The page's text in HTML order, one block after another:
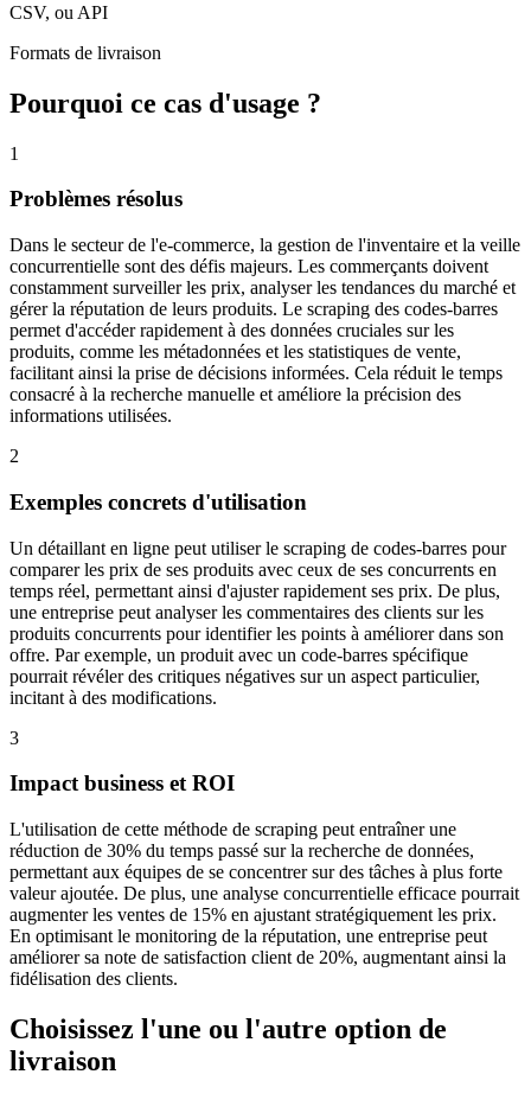
CSV, ou API
Formats de livraison
Pourquoi ce cas d'usage ?
1
Problèmes résolus
Dans le secteur de l'e-commerce, la gestion de l'inventaire et la veille
concurrentielle sont des défis majeurs. Les commerçants doivent
constamment surveiller les prix, analyser les tendances du marché et
gérer la réputation de leurs produits. Le scraping des codes-barres
permet d'accéder rapidement à des données cruciales sur les
produits, comme les métadonnées et les statistiques de vente,
facilitant ainsi la prise de décisions informées. Cela réduit le temps
consacré à la recherche manuelle et améliore la précision des
informations utilisées.
2
Exemples concrets d'utilisation
Un détaillant en ligne peut utiliser le scraping de codes-barres pour
comparer les prix de ses produits avec ceux de ses concurrents en
temps réel, permettant ainsi d'ajuster rapidement ses prix. De plus,
une entreprise peut analyser les commentaires des clients sur les
produits concurrents pour identifier les points à améliorer dans son
offre. Par exemple, un produit avec un code-barres spécifique
pourrait révéler des critiques négatives sur un aspect particulier,
incitant à des modifications.
3
Impact business et ROI
L'utilisation de cette méthode de scraping peut entraîner une
réduction de 30% du temps passé sur la recherche de données,
permettant aux équipes de se concentrer sur des tâches à plus forte
valeur ajoutée. De plus, une analyse concurrentielle efficace pourrait
augmenter les ventes de 15% en ajustant stratégiquement les prix.
En optimisant le monitoring de la réputation, une entreprise peut
améliorer sa note de satisfaction client de 20%, augmentant ainsi la
fidélisation des clients.
Choisissez l'une ou l'autre option de
livraison